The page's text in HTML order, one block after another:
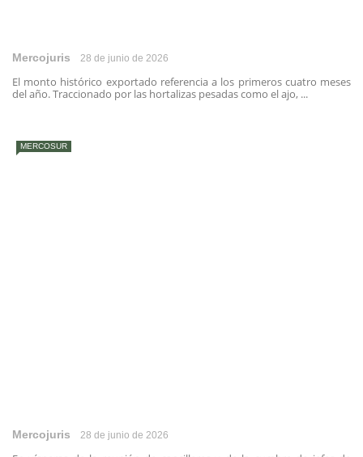
Mercojuris 28 de junio de 2026
El monto histórico exportado referencia a los primeros cuatro meses
del año. Traccionado por las hortalizas pesadas como el ajo, ...
MERCOSUR
Mercojuris 28 de junio de 2026